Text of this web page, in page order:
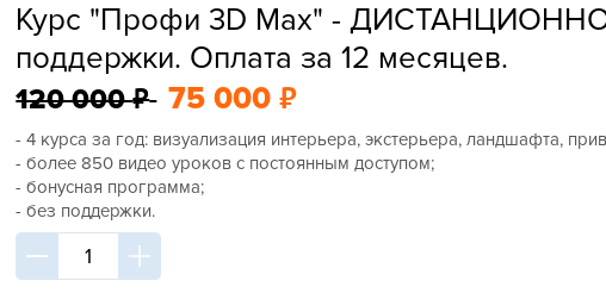
Курс "Профи 3D Max" -
поддержки. Оплата за 12 месяцев.
120 000₽ 75 000₽
- 4 курса за год: визуализация интерьера, экстерьера, ландшафта,
- более 850 видео уроков с постоянным доступом;
- бонусная программа;
- без поддержки.